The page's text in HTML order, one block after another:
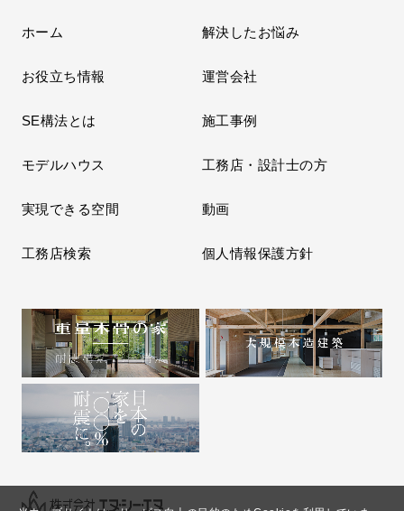
ホーム 解決したお悩み
お役立ち情報 運営会社
SE構法とは 施工事例
モデルハウス 工務店・設計士の方
実現できる空間 動画
工務店検索 個人情報保護方針